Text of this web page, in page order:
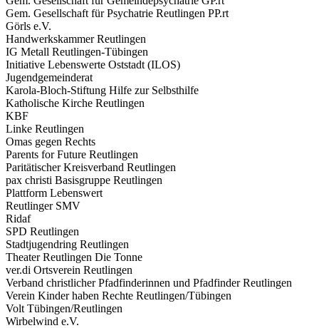
Gem. Gesellschaft für Psychatrie Reutlingen PP.rt
Görls e.V.
Handwerkskammer Reutlingen
IG Metall Reutlingen-Tübingen
Initiative Lebenswerte Oststadt (ILOS)
Jugendgemeinderat
Karola-Bloch-Stiftung Hilfe zur Selbsthilfe
Katholische Kirche Reutlingen
KBF
Linke Reutlingen
Omas gegen Rechts
Parents for Future Reutlingen
Paritätischer Kreisverband Reutlingen
pax christi Basisgruppe Reutlingen
Plattform Lebenswert
Reutlinger SMV
Ridaf
SPD Reutlingen
Stadtjugendring Reutlingen
Theater Reutlingen Die Tonne
ver.di Ortsverein Reutlingen
Verband christlicher Pfadfinderinnen und Pfadfinder Reutlingen
Verein Kinder haben Rechte Reutlingen/Tübingen
Volt Tübingen/Reutlingen
Wirbelwind e.V.